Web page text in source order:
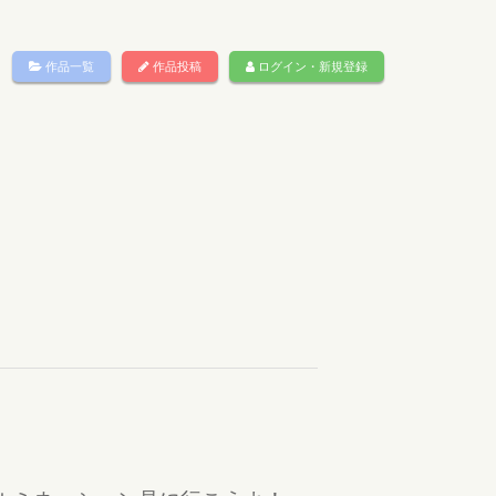
作品一覧 作品投稿 ログイン・新規登録